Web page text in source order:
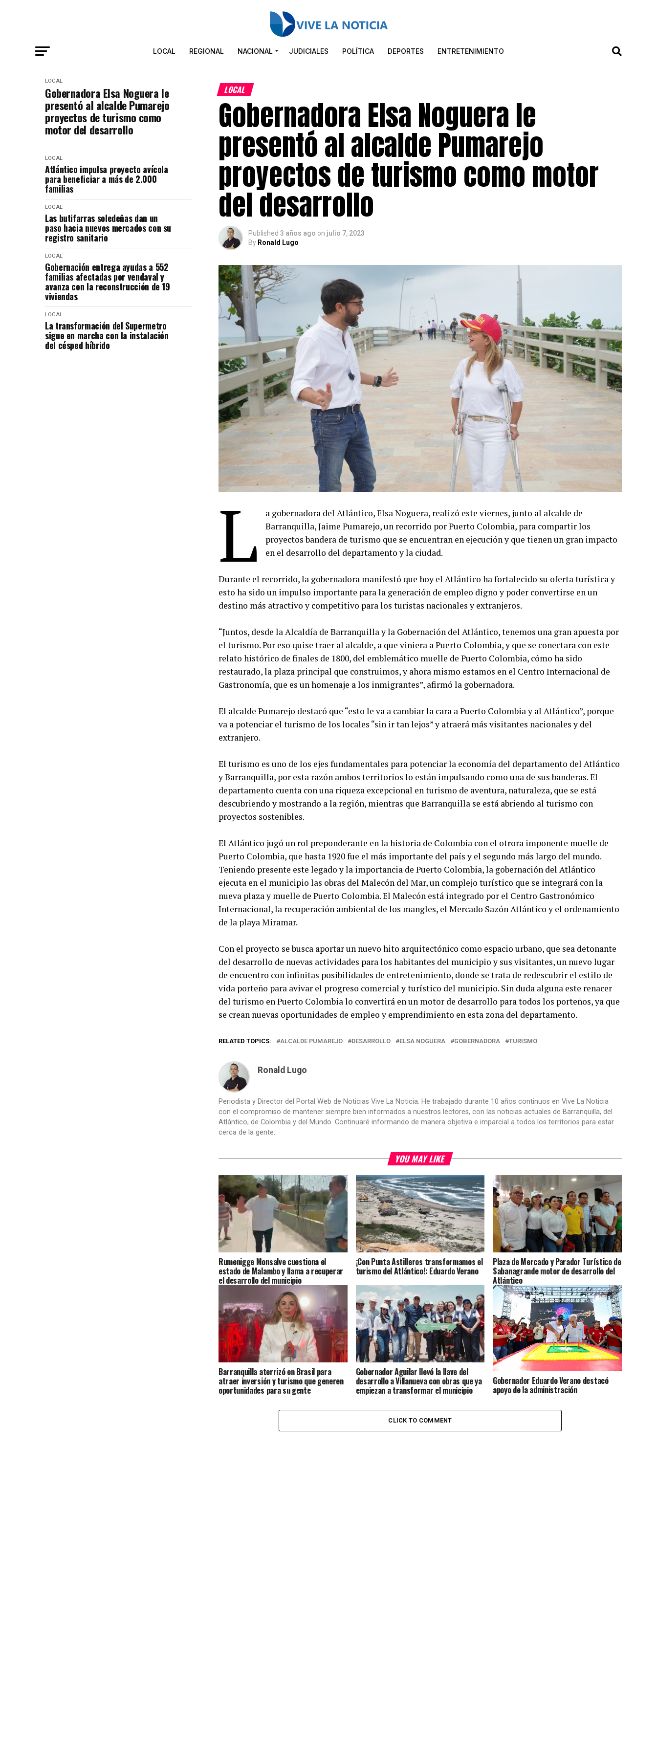
LOCAL REGIONAL NACIONAL JUDICIALES POLÍTICA DEPORTES ENTRETENIMIENTO
LOCAL
Gobernadora Elsa Noguera le
presentó al alcalde Pumarejo
proyectos de turismo como
motor del desarrollo
LOCAL
Atlántico impulsa proyecto avícola
para beneficiar a más de 2.000
familias
LOCAL
Las butifarras soledeñas dan un
paso hacia nuevos mercados con su
registro sanitario
LOCAL
Gobernación entrega ayudas a 552
familias afectadas por vendaval y
avanza con la reconstrucción de 19
viviendas
LOCAL
La transformación del Supermetro
sigue en marcha con la instalación
del césped híbrido
LOCAL
Gobernadora Elsa Noguera le
presentó al alcalde Pumarejo
proyectos de turismo como motor
del desarrollo
Published 3 años ago on julio 7, 2023
By Ronald Lugo
L
a gobernadora del Atlántico, Elsa Noguera, realizó este viernes, junto al alcalde de
Barranquilla, Jaime Pumarejo, un recorrido por Puerto Colombia, para compartir los
proyectos bandera de turismo que se encuentran en ejecución y que tienen un gran impacto
en el desarrollo del departamento y la ciudad.
Durante el recorrido, la gobernadora manifestó que hoy el Atlántico ha fortalecido su oferta turística y
esto ha sido un impulso importante para la generación de empleo digno y poder convertirse en un
destino más atractivo y competitivo para los turistas nacionales y extranjeros.
“Juntos, desde la Alcaldía de Barranquilla y la Gobernación del Atlántico, tenemos una gran apuesta por
el turismo. Por eso quise traer al alcalde, a que viniera a Puerto Colombia, y que se conectara con este
relato histórico de finales de 1800, del emblemático muelle de Puerto Colombia, cómo ha sido
restaurado, la plaza principal que construimos, y ahora mismo estamos en el Centro Internacional de
Gastronomía, que es un homenaje a los inmigrantes”, afirmó la gobernadora.
El alcalde Pumarejo destacó que “esto le va a cambiar la cara a Puerto Colombia y al Atlántico”, porque
va a potenciar el turismo de los locales “sin ir tan lejos” y atraerá más visitantes nacionales y del
extranjero.
El turismo es uno de los ejes fundamentales para potenciar la economía del departamento del Atlántico
y Barranquilla, por esta razón ambos territorios lo están impulsando como una de sus banderas. El
departamento cuenta con una riqueza excepcional en turismo de aventura, naturaleza, que se está
descubriendo y mostrando a la región, mientras que Barranquilla se está abriendo al turismo con
proyectos sostenibles.
El Atlántico jugó un rol preponderante en la historia de Colombia con el otrora imponente muelle de
Puerto Colombia, que hasta 1920 fue el más importante del país y el segundo más largo del mundo.
Teniendo presente este legado y la importancia de Puerto Colombia, la gobernación del Atlántico
ejecuta en el municipio las obras del Malecón del Mar, un complejo turístico que se integrará con la
nueva plaza y muelle de Puerto Colombia. El Malecón está integrado por el Centro Gastronómico
Internacional, la recuperación ambiental de los mangles, el Mercado Sazón Atlántico y el ordenamiento
de la playa Miramar.
Con el proyecto se busca aportar un nuevo hito arquitectónico como espacio urbano, que sea detonante
del desarrollo de nuevas actividades para los habitantes del municipio y sus visitantes, un nuevo lugar
de encuentro con infinitas posibilidades de entretenimiento, donde se trata de redescubrir el estilo de
vida porteño para avivar el progreso comercial y turístico del municipio. Sin duda alguna este renacer
del turismo en Puerto Colombia lo convertirá en un motor de desarrollo para todos los porteños, ya que
se crean nuevas oportunidades de empleo y emprendimiento en esta zona del departamento.
RELATED TOPICS: ALCALDE PUMAREJO DESARROLLO ELSA NOGUERA GOBERNADORA TURISMO
Ronald Lugo
Periodista y Director del Portal Web de Noticias Vive La Noticia. He trabajado durante 10 años continuos en Vive La Noticia
con el compromiso de mantener siempre bien informados a nuestros lectores, con las noticias actuales de Barranquilla, del
Atlántico, de Colombia y del Mundo. Continuaré informando de manera objetiva e imparcial a todos los territorios para estar
cerca de la gente.
YOU MAY LIKE
Rumenigge Monsalve cuestiona el
estado de Malambo y llama a recuperar
el desarrollo del municipio
¡Con Punta Astilleros transformamos el
turismo del Atlántico!: Eduardo Verano
Plaza de Mercado y Parador Turístico de
Sabanagrande motor de desarrollo del
Atlántico
Barranquilla aterrizó en Brasil para
atraer inversión y turismo que generen
oportunidades para su gente
Gobernador Aguilar llevó la llave del
desarrollo a Villanueva con obras que ya
empiezan a transformar el municipio
Gobernador Eduardo Verano destacó
apoyo de la administración
Barranquilla
CLICK TO COMMENT